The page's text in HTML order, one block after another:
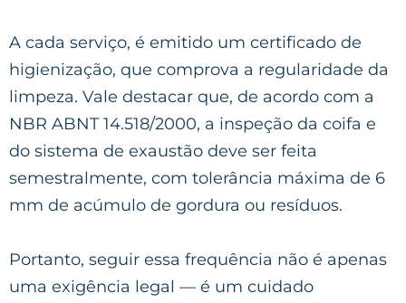
A cada serviço, é emitido um certificado de
higienização, que comprova a regularidade da
limpeza. Vale destacar que, de acordo com a
NBR ABNT 14.518/2000, a inspeção da coifa e
do sistema de exaustão deve ser feita
semestralmente, com tolerância máxima de 6
mm de acúmulo de gordura ou resíduos.
Portanto, seguir essa frequência não é apenas
uma exigência legal — é um cuidado